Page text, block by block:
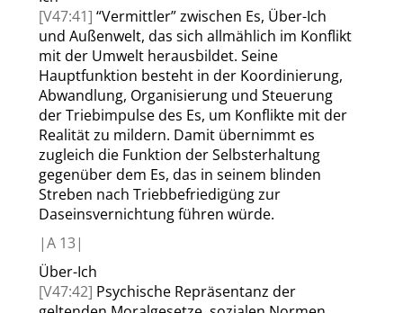
[V47:41] “Vermittler”zwischen Es, Über-Ich
und Außenwelt, das sich allmählich im Konflikt
mit der Umwelt herausbildet. Seine
Hauptfunktion besteht in der Koordinierung,
Abwandlung, Organisierung und Steuerung
der Triebimpulse des Es, um Konflikte mit der
Realität zu mildern. Damit übernimmt es
zugleich die Funktion der Selbsterhaltung
gegenüber dem Es, das in seinem blinden
Streben nach Triebbefriedigüng zur
Daseinsvernichtung führen würde.
|A 13|
Über-Ich
[V47:42] Psychische Repräsentanz der